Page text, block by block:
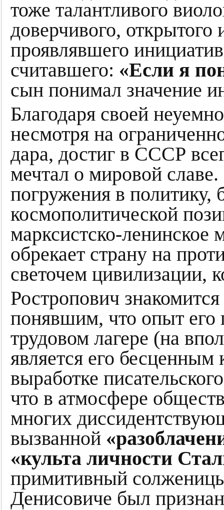
тоже талантливого
доверчивого, открытого
проявлявшего
считавшего: «Если я
сын понимал значение
Благодаря своей
несмотря на
дара, достиг в СССР
мечтал о мировой
погружения в политику,
космополитической
марксистско-ленинское
обрекает страну на
светочем цивилизации,
Ростропович
понявшим, что опыт его
трудовом лагере (на
является его бесценным
выработке
что в атмосфере
многих
вызванной
«культа личности
примитивный
Денисовиче был